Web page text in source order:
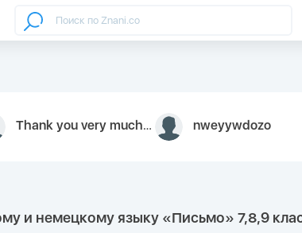
Thank you very much for your inquiry We appreciate you 9126052 https://youtube.com faceapple ! nweyywdozo
и немецкому языку «Письмо» 7,8,9